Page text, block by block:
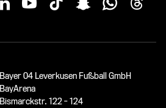
Bayer 04 Leverkusen Fußball GmbH
BayArena
Bismarckstr. 122 - 124